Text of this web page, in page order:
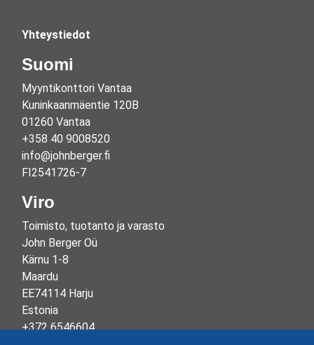
Yhteystiedot
Suomi
Myyntikonttori Vantaa
Kuninkaanmäentie 120B
01260 Vantaa
+358 40 9008520
info@johnberger.fi
FI2541726-7
Viro
Toimisto, tuotanto ja varasto
John Berger Oü
Kärnu 1-8
Maardu
EE74114 Harju
Estonia
+372 6546604